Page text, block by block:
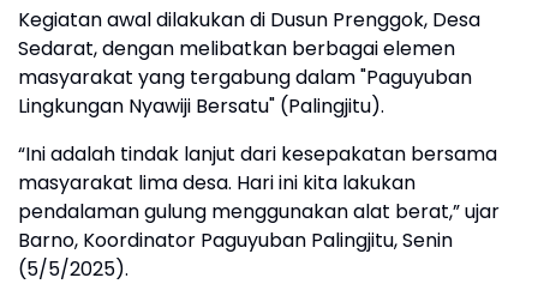
Kegiatan awal dilakukan di Dusun Prenggok, Desa
Sedarat, dengan melibatkan berbagai elemen
masyarakat yang tergabung dalam "Paguyuban
Lingkungan Nyawiji Bersatu" (Palingjitu).
“Ini adalah tindak lanjut dari kesepakatan bersama
masyarakat lima desa. Hari ini kita lakukan
pendalaman gulung menggunakan alat berat,” ujar
Barno, Koordinator Paguyuban Palingjitu, Senin
(5/5/2025).